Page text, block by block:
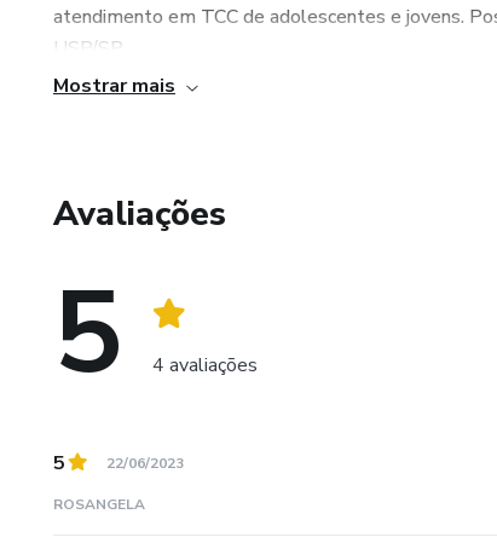
É muito conteúdo por
atendimento em TCC de adolescentes e jovens.
USP/SP.
Mostrar mais
Avaliações
5 4 avaliações
5 22/06/2023
ROSANGELA